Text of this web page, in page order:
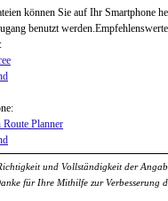
können Sie auf Ihr Smartphone
benutzt
Route Planner
und Vollständigkeit der
für Ihre Mithilfe zur Verbesserung